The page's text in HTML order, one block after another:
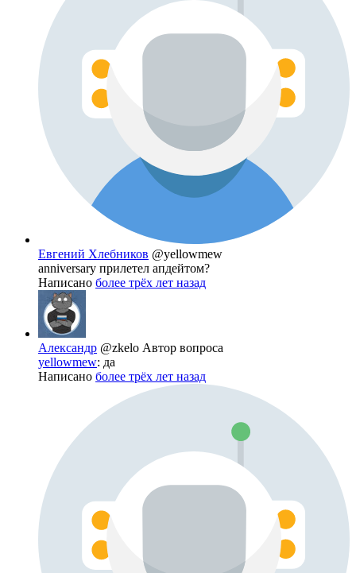
Евгений Хлебников @yellowmew
anniversary прилетел апдейтом?
Написано более трёх лет назад
Александр @zkelo Автор вопроса
yellowmew: да
Написано более трёх лет назад